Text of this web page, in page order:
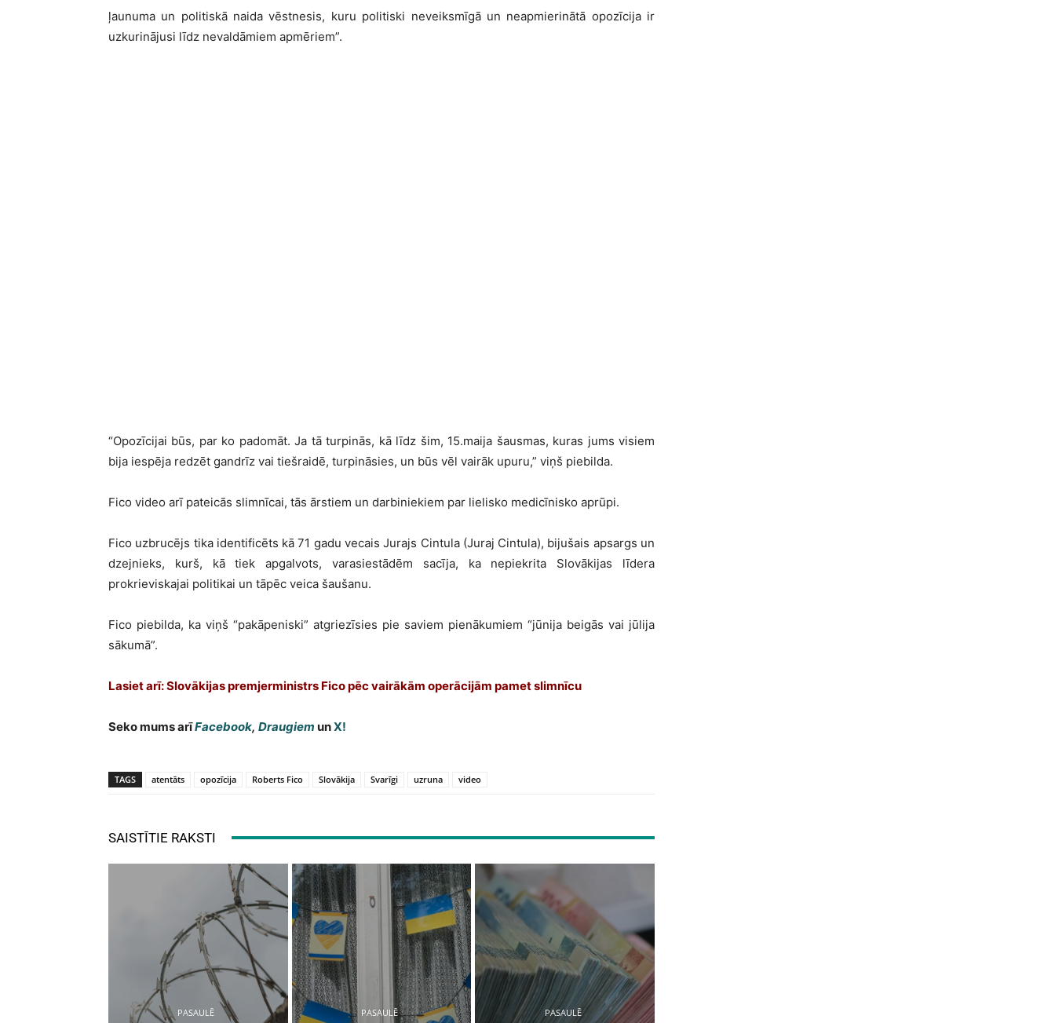
ļaunuma un politiskā naida vēstnesis, kuru politiski neveiksmīgā un neapmierinātā opozīcija ir
uzkurinājusi līdz nevaldāmiem apmēriem”.
“Opozīcijai būs, par ko padomāt. Ja tā turpinās, kā līdz šim, 15.maija šausmas, kuras jums visiem
bija iespēja redzēt gandrīz vai tiešraidē, turpināsies, un būs vēl vairāk upuru,” viņš piebilda.
Fico video arī pateicās slimnīcai, tās ārstiem un darbiniekiem par lielisko medicīnisko aprūpi.
Fico uzbrucējs tika identificēts kā 71 gadu vecais Jurajs Cintula (Juraj Cintula), bijušais apsargs un
dzejnieks, kurš, kā tiek apgalvots, varasiestādēm sacīja, ka nepiekrita Slovākijas līdera
prokrieviskajai politikai un tāpēc veica šaušanu.
Fico piebilda, ka viņš “pakāpeniski” atgriezīsies pie saviem pienākumiem “jūnija beigās vai jūlija
sākumā”.
Lasiet arī:Slovākijas premjerministrs Fico pēc vairākām operācijām pamet slimnīcu
Seko mums arīFacebook, Draugiem unX!
TAGS atentāts opozīcija Roberts Fico Slovākija Svarīgi uzruna video
SAISTĪTIE RAKSTI
PASAULĒ PASAULĒ PASAULĒ